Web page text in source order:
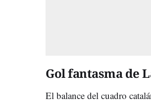
Gol fantasma de
El balance del cuadro